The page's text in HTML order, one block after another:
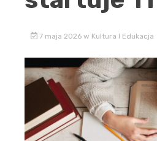
7 maja 2026 w Kultura I Edukacja